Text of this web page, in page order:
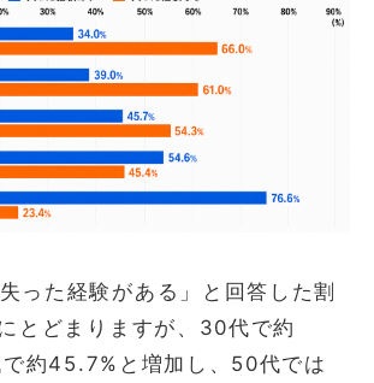
った経験がある」と回答した割
とどまりますが、30代で約
約45.7%と増加し、50代では